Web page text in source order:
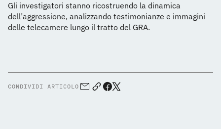
Gli investigatori stanno ricostruendo la dinamica
dell’aggressione, analizzando testimonianze e immagini
delle telecamere lungo il tratto del GRA.
CONDIVIDI ARTICOLO